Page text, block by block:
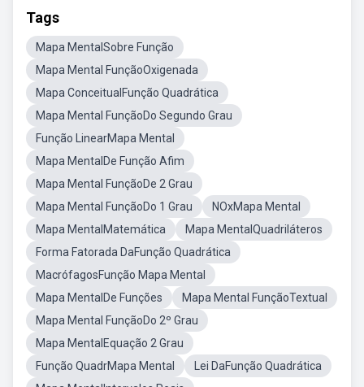
Tags
Mapa MentalSobre Função
Mapa Mental FunçãoOxigenada
Mapa ConceitualFunção Quadrática
Mapa Mental FunçãoDo Segundo Grau
Função LinearMapa Mental
Mapa MentalDe Função Afim
Mapa Mental FunçãoDe 2 Grau
Mapa Mental FunçãoDo 1 Grau
NOxMapa Mental
Mapa MentalMatemática
Mapa MentalQuadriláteros
Forma Fatorada DaFunção Quadrática
MacrófagosFunção Mapa Mental
Mapa MentalDe Funções
Mapa Mental FunçãoTextual
Mapa Mental FunçãoDo 2º Grau
Mapa MentalEquação 2 Grau
Função QuadrMapa Mental
Lei DaFunção Quadrática